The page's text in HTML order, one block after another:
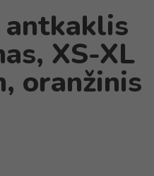
antkaklis
XS-XL
oranžinis